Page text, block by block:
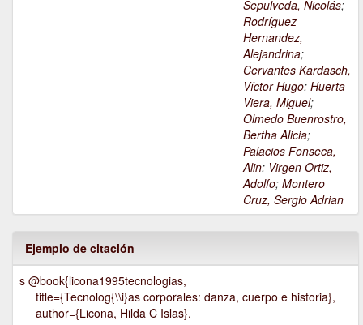
Sepulveda, Nicolás;
Rodríguez
Hernandez,
Alejandrina;
Cervantes Kardasch,
Víctor Hugo; Huerta
Viera, Miguel;
Olmedo Buenrostro,
Bertha Alicia;
Palacios Fonseca,
Alin; Virgen Ortiz,
Adolfo; Montero
Cruz, Sergio Adrian
Ejemplo de citación
s @book{licona1995tecnologias,
title={Tecnolog{\\i}as corporales: danza, cuerpo e historia},
author={Licona, Hilda C Islas},